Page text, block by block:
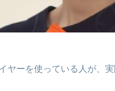
ヤーを使っている人が、